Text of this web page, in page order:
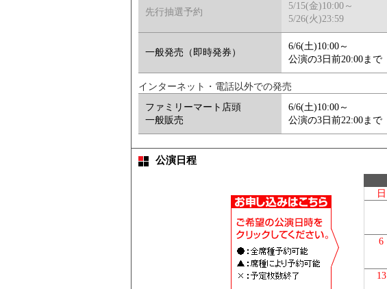
先行抽選予約
5/15(金)10:00～
5/26(火)23:59
一般発売（即時発券）
6/6(土)10:00～
公演の3日前20:00まで
インターネット・電話以外での発売
ファミリーマート店頭
一般販売
6/6(土)10:00～
公演の3日前22:00まで
公演日程
日
6
13